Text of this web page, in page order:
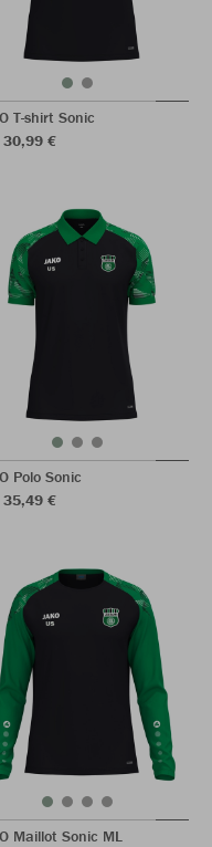
T-shirt Sonic
30,99 €
Polo Sonic
35,49 €
Maillot Sonic ML